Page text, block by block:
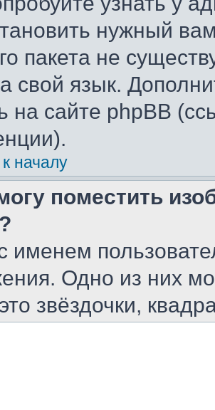
нужный
пакета не
свой язык.
на сайте phpBB
началу
поместить
именем
Одно из них
звёздочки,